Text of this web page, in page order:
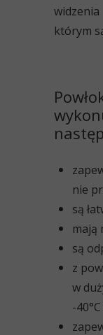
nie
są
mają
są
z
w
-
którym